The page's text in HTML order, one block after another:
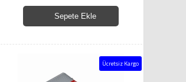
Sepete Ekle
Ücretsiz Kargo